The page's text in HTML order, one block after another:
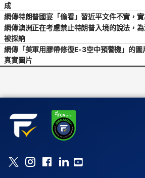
成
網傳特朗普國宴「偷看」習近平文件不實，
網傳澳洲正在考慮禁止特朗普入境的說法，
被採納
網傳「美軍用膠帶修復E-3空中預警機」的圖
真實圖片